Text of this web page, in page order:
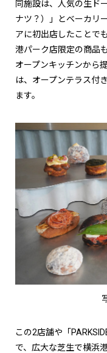
同施設は、人気の生ド
ナツ？）」とベーカリ
アに初出店したことで
港パーク店限定の商品
オープンキッチンから
は、オープンテラス付
ます。
この2店舗や「
で、広大な芝生で横浜